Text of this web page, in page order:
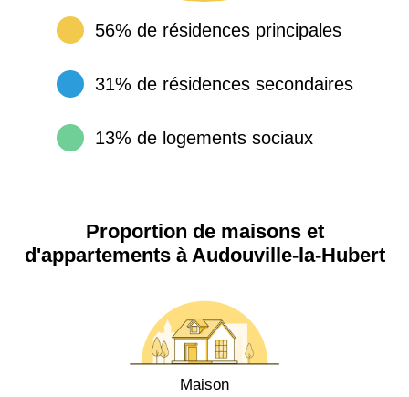
56% de résidences principales
31% de résidences secondaires
13% de logements sociaux
Proportion de maisons et
d'appartements à Audouville-la-Hubert
Maison